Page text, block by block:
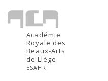
Académie
Royale des
Beaux-Arts
de Liège
ESAHR